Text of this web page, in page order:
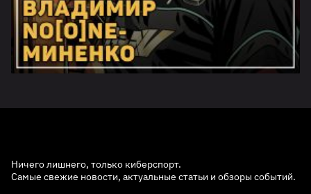
Ничего лишнего, только киберспорт.
Самые свежие новости, актуальные статьи и обзоры событий.